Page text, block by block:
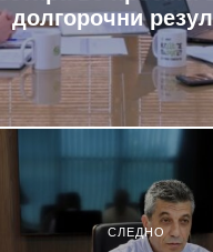
долгорочни
СЛЕДНО